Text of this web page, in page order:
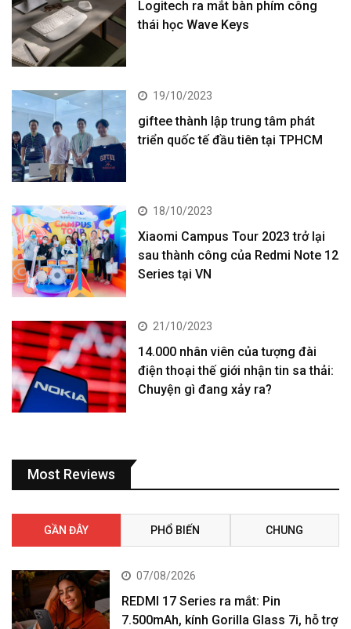
Logitech ra mắt bàn phím công
thái học Wave Keys
19/10/2023
giftee thành lập trung tâm phát
triển quốc tế đầu tiên tại TPHCM
18/10/2023
Xiaomi Campus Tour 2023 trở lại
sau thành công của Redmi Note 12
Series tại VN
21/10/2023
14.000 nhân viên của tượng đài
điện thoại thế giới nhận tin sa thải:
Chuyện gì đang xảy ra?
Most Reviews
GẦN ĐÂY PHỔ BIẾN CHUNG
07/08/2026
REDMI 17 Series ra mắt: Pin
7.500mAh, kính Gorilla Glass 7i, hỗ trợ